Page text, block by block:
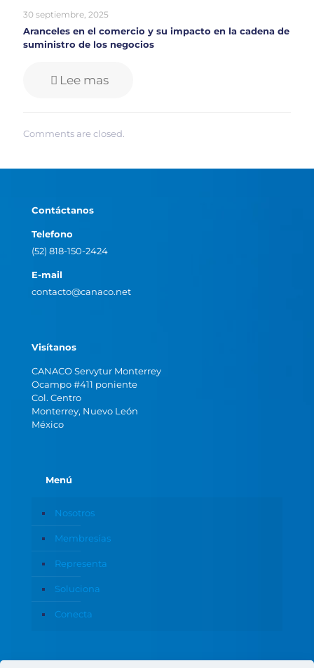
30 septiembre, 2025
Aranceles en el comercio y su impacto en la cadena de
suministro de los negocios
Lee mas
Comments are closed.
Contáctanos
Telefono
(52) 818-150-2424
E-mail
contacto@canaco.net
Visítanos
CANACO Servytur Monterrey
Ocampo #411 poniente
Col. Centro
Monterrey, Nuevo León
México
Menú
Nosotros
Membresías
Representa
Soluciona
Conecta